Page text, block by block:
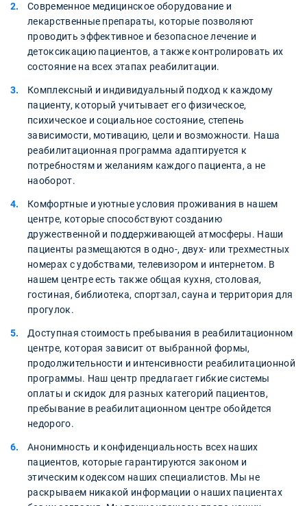
Современное медицинское оборудование и
лекарственные препараты, которые позволяют
проводить эффективное и безопасное лечение и
детоксикацию пациентов, а также контролировать их
состояние на всех этапах реабилитации.
Комплексный и индивидуальный подход к каждому
пациенту, который учитывает его физическое,
психическое и социальное состояние, степень
зависимости, мотивацию, цели и возможности. Наша
реабилитационная программа адаптируется к
потребностям и желаниям каждого пациента, а не
наоборот.
Комфортные и уютные условия проживания в нашем
центре, которые способствуют созданию
дружественной и поддерживающей атмосферы. Наши
пациенты размещаются в одно-, двух- или трехместных
номерах с удобствами, телевизором и интернетом. В
нашем центре есть также общая кухня, столовая,
гостиная, библиотека, спортзал, сауна и территория для
прогулок.
Доступная стоимость пребывания в реабилитационном
центре, которая зависит от выбранной формы,
продолжительности и интенсивности реабилитационной
программы. Наш центр предлагает гибкие системы
оплаты и скидок для разных категорий пациентов,
пребывание в реабилитационном центре обойдется
недорого.
Анонимность и конфиденциальность всех наших
пациентов, которые гарантируются законом и
этическим кодексом наших специалистов. Мы не
раскрываем никакой информации о наших пациентах